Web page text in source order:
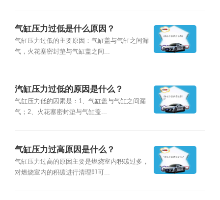
气缸压力过低是什么原因？
气缸压力过低的主要原因：气缸盖与气缸之间漏
气，火花塞密封垫与气缸盖之间...
汽缸压力过低的原因是什么？
气缸压力低的因素是：1、气缸盖与气缸之间漏
气；2、火花塞密封垫与气缸盖...
气缸压力过高原因是什么？
气缸压力过高的原因主要是燃烧室内积碳过多，
对燃烧室内的积碳进行清理即可...